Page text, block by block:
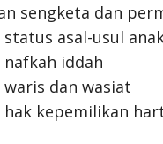
sengketa dan
asal-usul
iddah
dan wasiat
hak kepemilikan